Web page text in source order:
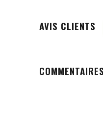
AVIS CLIENTS